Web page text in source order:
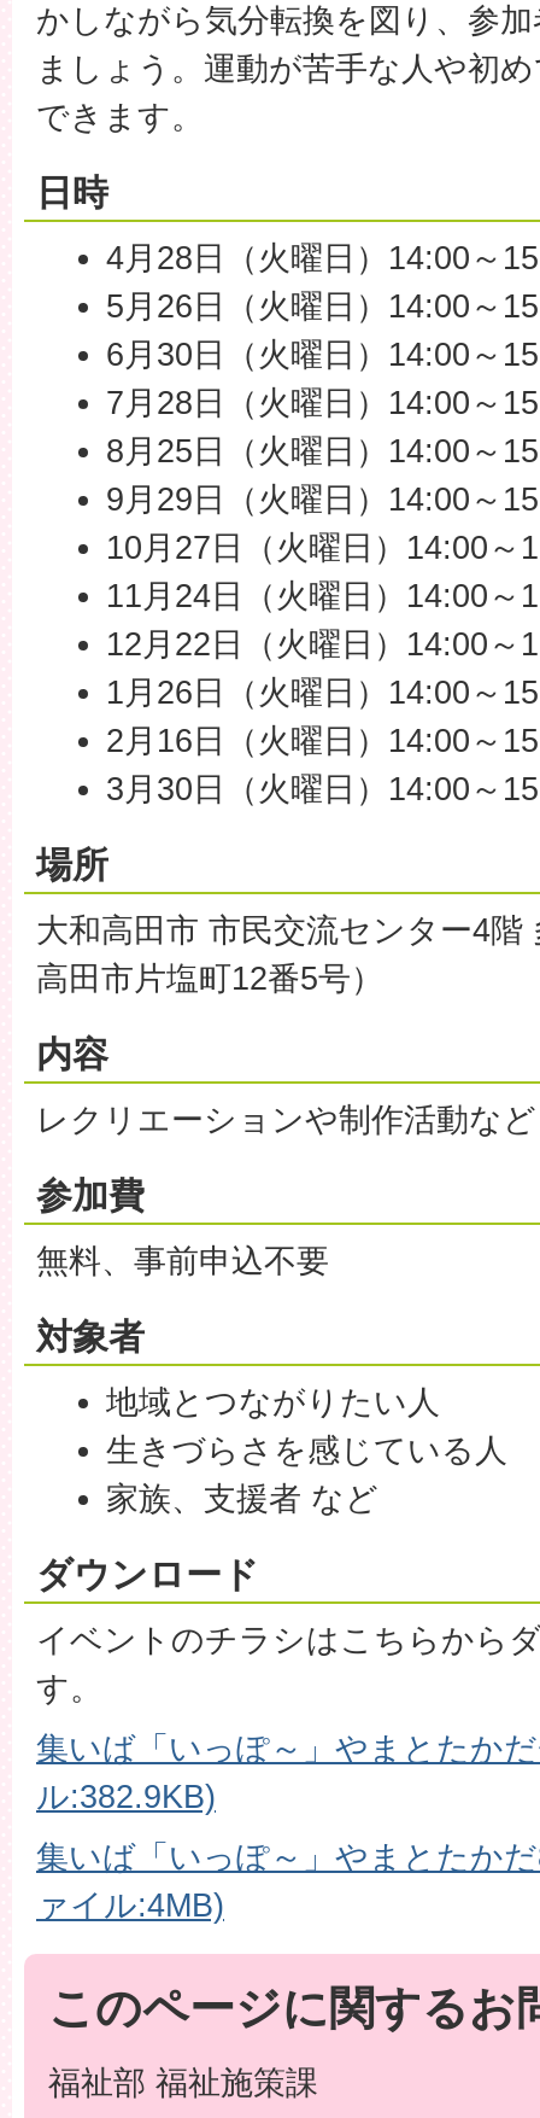
かしながら気分転換を図り、参
ましょう。運動が苦手な人や初
できます。
日時
4月28日（火曜日）14:00～
5月26日（火曜日）14:00～
6月30日（火曜日）14:00～
7月28日（火曜日）14:00～
8月25日（火曜日）14:00～
9月29日（火曜日）14:00～
10月27日（火曜日）14:00～
11月24日（火曜日）14:00～
12月22日（火曜日）14:00～
1月26日（火曜日）14:00～
2月16日（火曜日）14:00～
3月30日（火曜日）14:00～
場所
大和高田市 市民交流センター4階
高田市片塩町12番5号）
内容
レクリエーションや制作活動など
参加費
無料、事前申込不要
対象者
地域とつながりたい人
生きづらさを感じている人
家族、支援者 など
ダウンロード
イベントのチラシはこちらから
す。
集いば「いっぽ～」やまとたか
ル:382.9KB)
集いば「いっぽ～」やまとたか
ァイル:4MB)
このページに関するお
福祉部 福祉施策課